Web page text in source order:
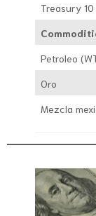
Treasury
Petroleo
Oro
Mezcla